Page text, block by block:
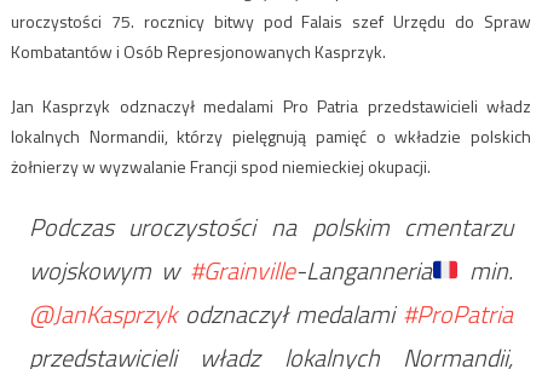
uroczystości 75. rocznicy bitwy pod Falais szef Urzędu do Spraw
Kombatantów i Osób Represjonowanych Kasprzyk.
Jan Kasprzyk odznaczył medalami Pro Patria przedstawicieli władz
lokalnych Normandii, którzy pielęgnują pamięć o wkładzie polskich
żołnierzy w wyzwalanie Francji spod niemieckiej okupacji.
Podczas uroczystości na polskim cmentarzu
wojskowym w #Grainville-Langanneria
min.
@JanKasprzykodznaczył medalami#ProPatria
przedstawicieli władz lokalnych Normandii,